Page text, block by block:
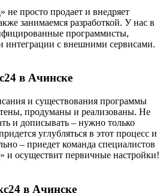
не просто продает и внедряет
занимаемся разработкой. У нас в
программисты,
интеграции с внешними сервисами.
в Ачинске
и существования программы
продуманы и реализованы. Не
и дописывать – нужно только
углубляться в этот процесс и
– приедет команда специалистов
и осуществит первичные настройки!
в Ачинске